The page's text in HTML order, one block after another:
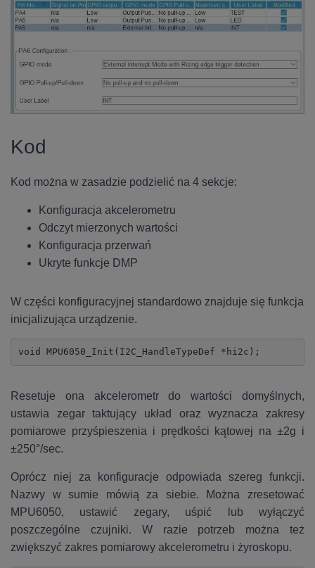
Kod
Kod można w zasadzie podzielić na 4 sekcje:
Konfiguracja akcelerometru
Odczyt mierzonych wartości
Konfiguracja przerwań
Ukryte funkcje DMP
W części konfiguracyjnej standardowo znajduje się funkcja
inicjalizująca urządzenie.
void MPU6050_Init(I2C_HandleTypeDef *hi2c);
Resetuje ona akcelerometr do wartości domyślnych,
ustawia zegar taktujący układ oraz wyznacza zakresy
pomiarowe przyśpieszenia i prędkości kątowej na ±2g i
±250°/sec.
Oprócz niej za konfiguracje odpowiada szereg funkcji.
Nazwy w sumie mówią za siebie. Można zresetować
MPU6050, ustawić zegary, uśpić lub wyłączyć
poszczególne czujniki. W razie potrzeb można też
zwiększyć zakres pomiarowy akcelerometru i żyroskopu.